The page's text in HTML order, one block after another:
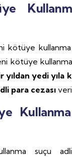
kötüye
kötüye
yıldan yedi yıla
para cezası
suçu adli